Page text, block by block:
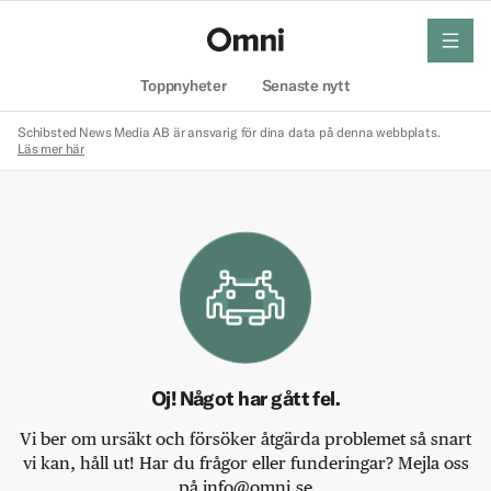
Toppnyheter Senaste nytt
meny
Schibsted News Media AB är ansvarig för dina data på denna webbplats.
Läs mer här
Oj! Något har gått fel.
Vi ber om ursäkt och försöker åtgärda problemet så snart
vi kan, håll ut! Har du frågor eller funderingar? Mejla oss